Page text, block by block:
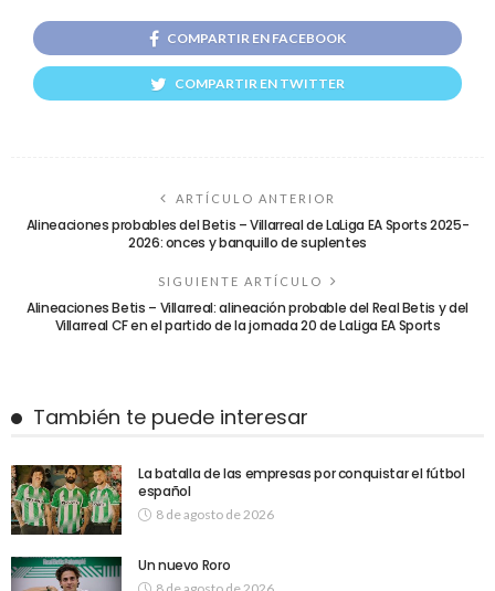
COMPARTIR EN FACEBOOK
COMPARTIR EN TWITTER
ARTÍCULO ANTERIOR
Alineaciones probables del Betis – Villarreal de LaLiga EA Sports 2025-
2026: onces y banquillo de suplentes
SIGUIENTE ARTÍCULO
Alineaciones Betis – Villarreal: alineación probable del Real Betis y del
Villarreal CF en el partido de la jornada 20 de LaLiga EA Sports
También te puede interesar
La batalla de las empresas por conquistar el fútbol
español
8 de agosto de 2026
Un nuevo Roro